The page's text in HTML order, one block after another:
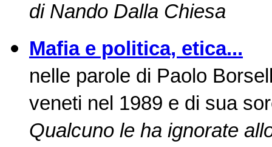
di Nando Dalla Chiesa
Mafia e politica, etica...
nelle parole di Paolo
veneti nel 1989 e di sua
Qualcuno le ha ignorate